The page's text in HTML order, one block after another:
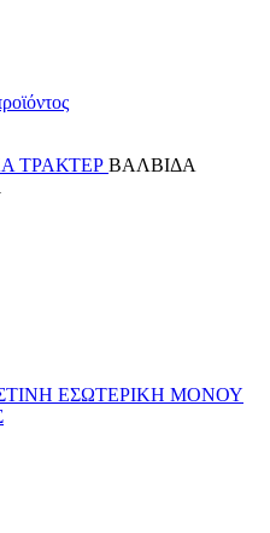
ΤΡΑΚΤΕΡ ΒΑΛΒΙΔΑ
ΕΣΩΤΕΡΙΚΗ ΜΟΝΟΥ